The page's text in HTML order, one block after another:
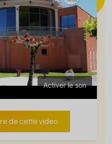
Activer le son
de cette video